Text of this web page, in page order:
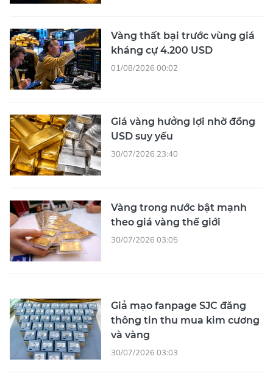
Vàng thất bại trước vùng giá
kháng cự 4.200 USD
01/08/2026 00:02
Giá vàng hưởng lợi nhờ đồng
USD suy yếu
30/07/2026 23:40
Vàng trong nước bật mạnh
theo giá vàng thế giới
30/07/2026 03:05
Giả mạo fanpage SJC đăng
thông tin thu mua kim cương
và vàng
30/07/2026 03:03